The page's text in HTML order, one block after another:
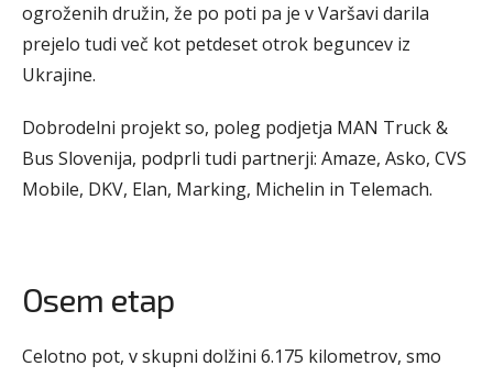
ogroženih družin, že po poti pa je v Varšavi darila
prejelo tudi več kot petdeset otrok beguncev iz
Ukrajine.
Dobrodelni projekt so, poleg podjetja MAN Truck &
Bus Slovenija, podprli tudi partnerji: Amaze, Asko, CVS
Mobile, DKV, Elan, Marking, Michelin in Telemach.
Osem etap
Celotno pot, v skupni dolžini 6.175 kilometrov, smo